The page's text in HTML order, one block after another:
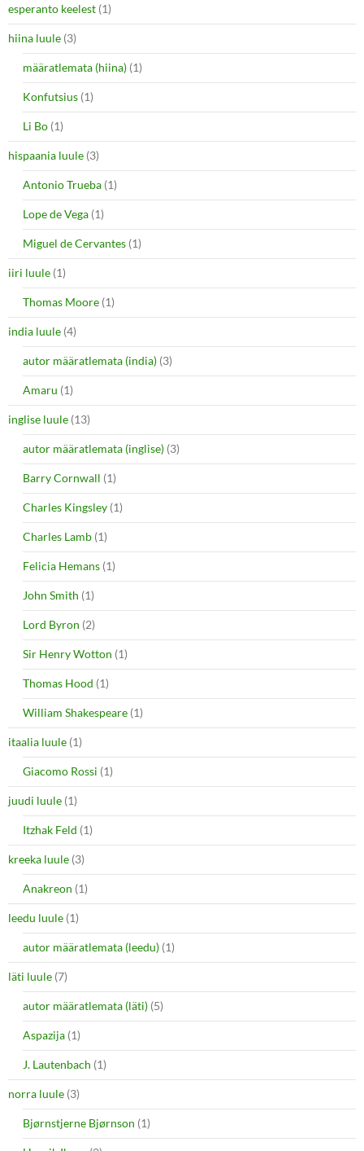
esperanto keelest (1)
hiina luule (3)
määratlemata (hiina) (1)
Konfutsius (1)
Li Bo (1)
hispaania luule (3)
Antonio Trueba (1)
Lope de Vega (1)
Miguel de Cervantes (1)
iiri luule (1)
Thomas Moore (1)
india luule (4)
autor määratlemata (india) (3)
Amaru (1)
inglise luule (13)
autor määratlemata (inglise) (3)
Barry Cornwall (1)
Charles Kingsley (1)
Charles Lamb (1)
Felicia Hemans (1)
John Smith (1)
Lord Byron (2)
Sir Henry Wotton (1)
Thomas Hood (1)
William Shakespeare (1)
itaalia luule (1)
Giacomo Rossi (1)
juudi luule (1)
Itzhak Feld (1)
kreeka luule (3)
Anakreon (1)
leedu luule (1)
autor määratlemata (leedu) (1)
läti luule (7)
autor määratlemata (läti) (5)
Aspazija (1)
J. Lautenbach (1)
norra luule (3)
Bjørnstjerne Bjørnson (1)